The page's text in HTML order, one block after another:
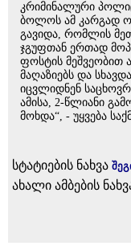
კრიმინალური
ბოლოს ამ კარგად
გავიდა, რომლის
ჯგუფთან ერთად
ფოსტის მეშვეობით
მაღაზიებს და
იცვლიდნენ
ამისა, 2-წლიანი
მოხდა“, - უყვება
სტატიების ნახვა
ახალი ამბების